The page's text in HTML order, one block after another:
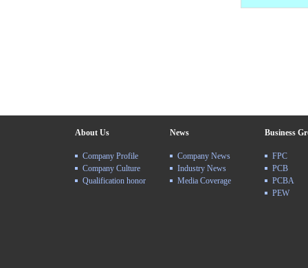
About Us
Company Profile
Company Culture
Qualification honor
News
Company News
Industry News
Media Coverage
Business
FPC
PCB
PCBA
PEW